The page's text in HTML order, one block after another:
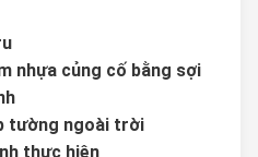
nhựa củng cố bằng sợi
tường ngoài trời
thực hiện